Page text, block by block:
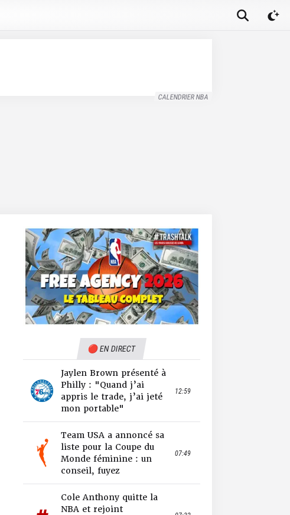
CALENDRIER NBA
🔴 EN DIRECT
Jaylen Brown présenté à
Philly : "Quand j’ai
appris le trade, j’ai jeté
mon portable"
12:59
Team USA a annoncé sa
liste pour la Coupe du
Monde féminine : un
conseil, fuyez
07:49
Cole Anthony quitte la
NBA et rejoint